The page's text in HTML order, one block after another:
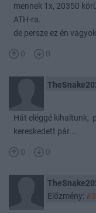
mennek 1x, 20350
ATH-ra.
de persze ez én
0 0
Hát eléggé kihaltunk,
kereskedett pár...
0 0
Előzmény: